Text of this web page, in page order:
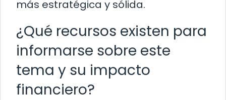
más estratégica y sólida.
¿Qué recursos existen para
informarse sobre este
tema y su impacto
financiero?